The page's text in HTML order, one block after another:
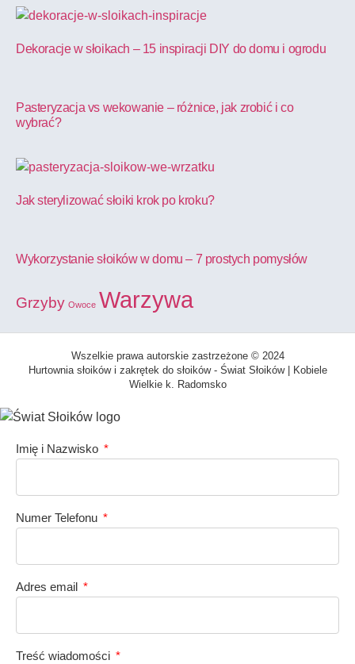
Dekoracje w słoikach – 15 inspiracji DIY do domu i ogrodu
Pasteryzacja vs wekowanie – różnice, jak zrobić i co
wybrać?
Jak sterylizować słoiki krok po kroku?
Wykorzystanie słoików w domu – 7 prostych pomysłów
Grzyby Owoce Warzywa
Wszelkie prawa autorskie zastrzeżone © 2024
Hurtownia słoików i zakrętek do słoików - Świat Słoików | Kobiele
Wielkie k. Radomsko
Imię i Nazwisko
Numer Telefonu
Adres email
Treść wiadomości